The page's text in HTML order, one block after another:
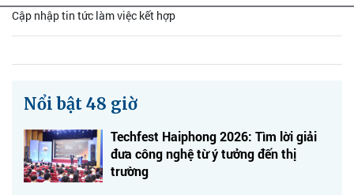
Cập nhập tin tức làm việc kết hợp
Nổi bật 48 giờ
Techfest Haiphong 2026: Tìm lời giải
đưa công nghệ từ ý tưởng đến thị
trường